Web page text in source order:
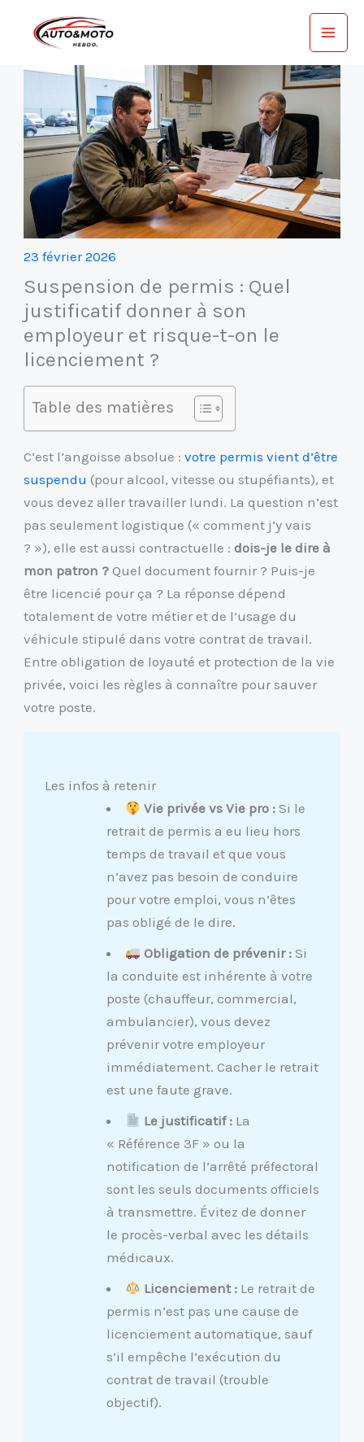
23 février 2026
Suspension de permis : Quel
justificatif donner à son
employeur et risque-t-on le
licenciement ?
Table des matières
C’est l’angoisse absolue :votre permis vient d’être
suspendu (pour alcool, vitesse ou stupéfiants), et
vous devez aller travailler lundi. La question n’est
pas seulement logistique (« comment j’y vais
? »), elle est aussi contractuelle :dois-je le dire à
mon patron ? Quel document fournir ? Puis-je
être licencié pour ça ? La réponse dépend
totalement de votre métier et de l’usage du
véhicule stipulé dans votre contrat de travail.
Entre obligation de loyauté et protection de la vie
privée, voici les règles à connaître pour sauver
votre poste.
Les infos à retenir
Vie privée vs Vie pro : Si le
retrait de permis a eu lieu hors
temps de travail et que vous
n’avez pas besoin de conduire
pour votre emploi, vous n’êtes
pas obligé de le dire.
Obligation de prévenir : Si
la conduite est inhérente à votre
poste (chauffeur, commercial,
ambulancier), vous devez
prévenir votre employeur
immédiatement. Cacher le retrait
est une faute grave.
Le justificatif : La
« Référence 3F » ou la
notification de l’arrêté préfectoral
sont les seuls documents officiels
à transmettre. Évitez de donner
le procès-verbal avec les détails
médicaux.
Licenciement : Le retrait de
permis n’est pas une cause de
licenciement automatique, sauf
s’il empêche l’exécution du
contrat de travail (trouble
objectif).